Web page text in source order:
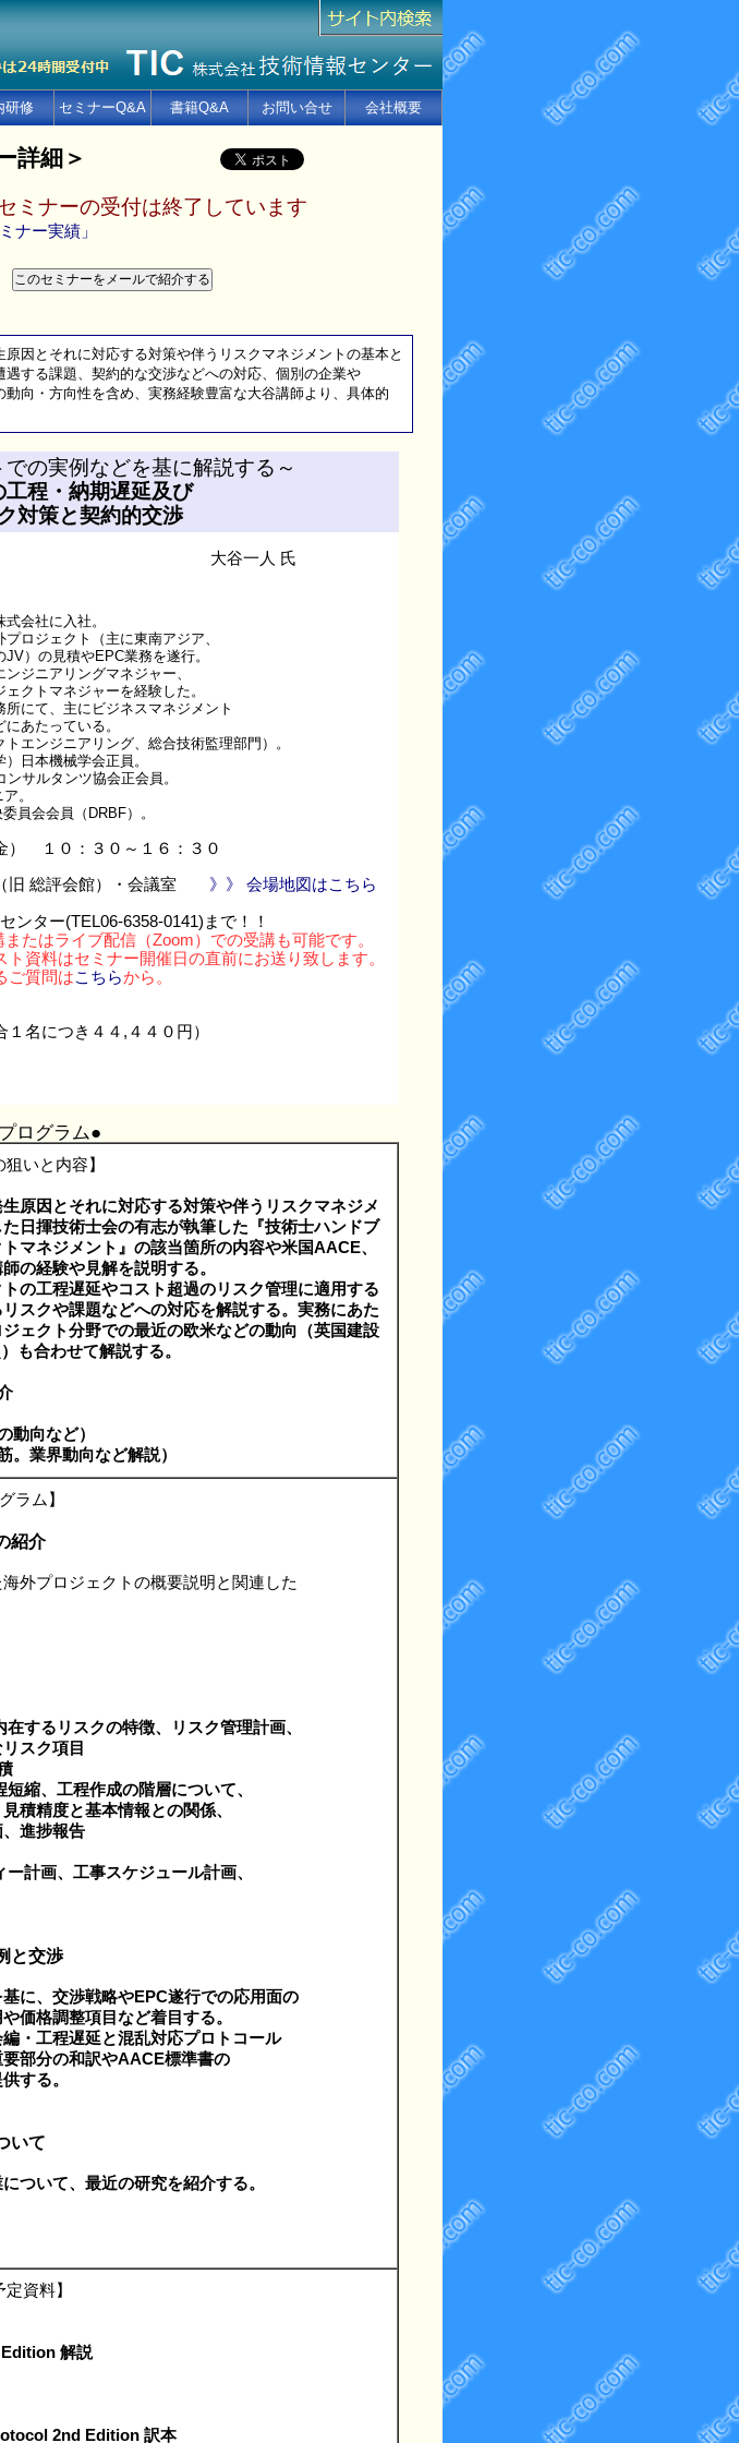
研修 セミナーQ&A 書籍Q&A お問い合せ 会社概要
詳細＞
ミナーの受付は終了しています
ナー実績」
因とそれに対応する対策や伴うリスクマネジメントの基本と
する課題、契約的な交渉などへの対応、個別の企業や
向・方向性を含め、実務経験豊富な大谷講師より、具体的
の実例などを基に解説する～
程・納期遅延及び
対策と契約的交渉
大谷一人 氏
会社に入社。
ロジェクト（主に東南アジア、
）の見積やEPC業務を遂行。
ジニアリングマネジャー、
クトマネジャーを経験した。
にて、主にビジネスマネジメント
あたっている。
エンジニアリング、総合技術監理部門）。
日本機械学会正員。
サルタンツ協会正会員。
。
員会会員（DRBF）。
１０：３０～１６：３０
旧 総評会館）・会議室 》》 会場地図はこちら
ンター(TEL06-6358-0141)まで！！
たはライブ配信（Zoom）での受講も可能です。
資料はセミナー開催日の直前にお送り致します。
ご質問はこちらから。
１名につき４４,４４０円）
ログラム●
狙いと内容】
原因とそれに対応する対策や伴うリスクマネジメ
日揮技術士会の有志が執筆した『技術士ハンドブ
ネジメント』の該当箇所の内容や米国AACE、
の経験や見解を説明する。
の工程遅延やコスト超過のリスク管理に適用する
スクや課題などへの対応を解説する。実務にあた
ェクト分野での最近の欧米などの動向（英国建設
も合わせて解説する。
動向など）
。業界動向など解説）
ラム】
紹介
プロジェクトの概要説明と関連した
するリスクの特徴、リスク管理計画、
スク項目
縮、工程作成の階層について、
精度と基本情報との関係、
進捗報告
計画、工事スケジュール計画、
と交渉
に、交渉戦略やEPC遂行での応用面の
格調整項目など着目する。
・工程遅延と混乱対応プロトコール
分の和訳やAACE標準書の
する。
いて
ついて、最近の研究を紹介する。
定資料】
解説
2nd Edition 訳本